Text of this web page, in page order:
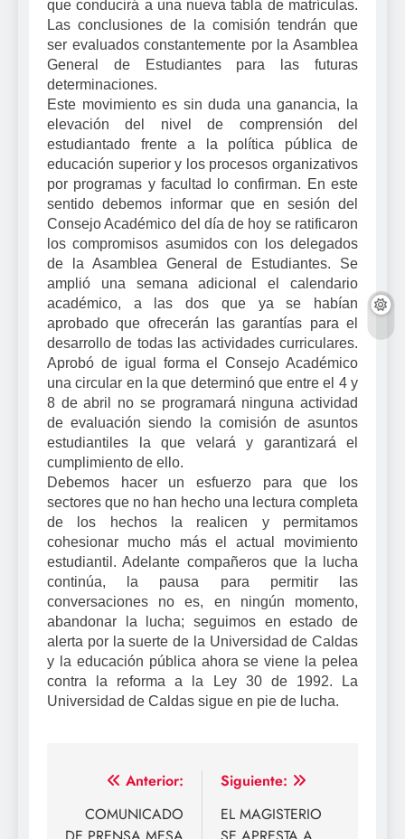
que conducirá a una nueva tabla de matrículas.
Las conclusiones de la comisión tendrán que
ser evaluados constantemente por la Asamblea
General de Estudiantes para las futuras
determinaciones.
Este movimiento es sin duda una ganancia, la
elevación del nivel de comprensión del
estudiantado frente a la política pública de
educación superior y los procesos organizativos
por programas y facultad lo confirman. En este
sentido debemos informar que en sesión del
Consejo Académico del día de hoy se ratificaron
los compromisos asumidos con los delegados
de la Asamblea General de Estudiantes. Se
amplió una semana adicional el calendario
académico, a las dos que ya se habían
aprobado que ofrecerán las garantías para el
desarrollo de todas las actividades curriculares.
Aprobó de igual forma el Consejo Académico
una circular en la que determinó que entre el 4 y
8 de abril no se programará ninguna actividad
de evaluación siendo la comisión de asuntos
estudiantiles la que velará y garantizará el
cumplimiento de ello.
Debemos hacer un esfuerzo para que los
sectores que no han hecho una lectura completa
de los hechos la realicen y permitamos
cohesionar mucho más el actual movimiento
estudiantil. Adelante compañeros que la lucha
continúa, la pausa para permitir las
conversaciones no es, en ningún momento,
abandonar la lucha; seguimos en estado de
alerta por la suerte de la Universidad de Caldas
y la educación pública ahora se viene la pelea
contra la reforma a la Ley 30 de 1992. La
Universidad de Caldas sigue en pie de lucha.
Navegación
de
Anterior:
COMUNICADO
Siguiente:
EL MAGISTERIO